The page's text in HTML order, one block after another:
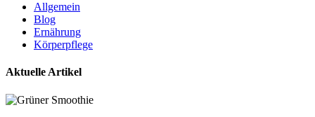
Allgemein
Blog
Ernährung
Körperpflege
Aktuelle Artikel